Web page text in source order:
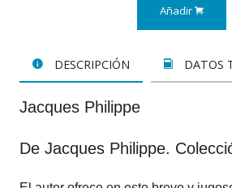
Añadir
DESCRIPCIÓN DATOS
Jacques Philippe
De Jacques Philippe.